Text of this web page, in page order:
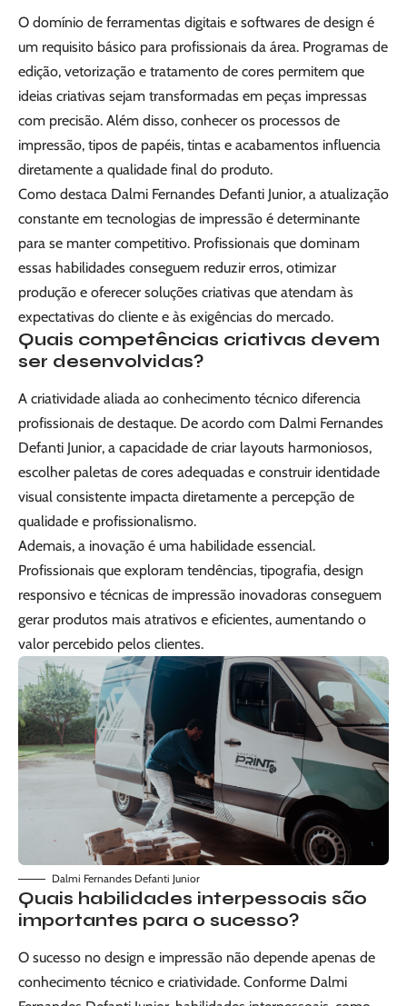
O domínio de ferramentas digitais e softwares de design é
um requisito básico para profissionais da área. Programas de
edição, vetorização e tratamento de cores permitem que
ideias criativas sejam transformadas em peças impressas
com precisão. Além disso, conhecer os processos de
impressão, tipos de papéis, tintas e acabamentos influencia
diretamente a qualidade final do produto.
Como destaca Dalmi Fernandes Defanti Junior, a atualização
constante em tecnologias de impressão é determinante
para se manter competitivo. Profissionais que dominam
essas habilidades conseguem reduzir erros, otimizar
produção e oferecer soluções criativas que atendam às
expectativas do cliente e às exigências do mercado.
Quais competências criativas devem
ser desenvolvidas?
A criatividade aliada ao conhecimento técnico diferencia
profissionais de destaque. De acordo com Dalmi Fernandes
Defanti Junior, a capacidade de criar layouts harmoniosos,
escolher paletas de cores adequadas e construir identidade
visual consistente impacta diretamente a percepção de
qualidade e profissionalismo.
Ademais, a inovação é uma habilidade essencial.
Profissionais que exploram tendências, tipografia, design
responsivo e técnicas de impressão inovadoras conseguem
gerar produtos mais atrativos e eficientes, aumentando o
valor percebido pelos clientes.
Dalmi Fernandes Defanti Junior
Quais habilidades interpessoais são
importantes para o sucesso?
O sucesso no design e impressão não depende apenas de
conhecimento técnico e criatividade. Conforme Dalmi